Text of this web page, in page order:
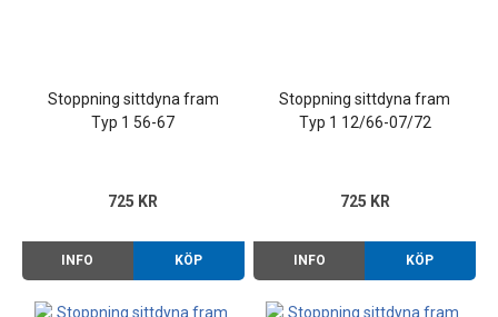
Stoppning sittdyna fram
Typ 1 56-67
725 KR
INFO KÖP
Stoppning sittdyna fram
Typ 1 12/66-07/72
725 KR
INFO KÖP